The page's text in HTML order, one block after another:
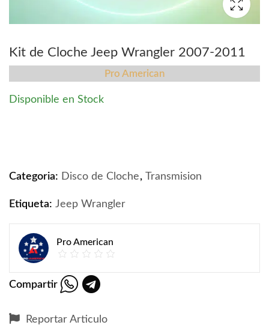
Kit de Cloche Jeep Wrangler 2007-2011
Pro American
Disponible en Stock
Categoria: Disco de Cloche, Transmision
Etiqueta: Jeep Wrangler
Pro American
Compartir
Reportar Articulo